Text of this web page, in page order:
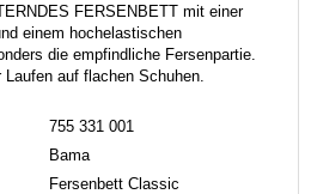
FERSENBETT mit einer
einem hochelastischen
die empfindliche Fersenpartie.
auf flachen Schuhen.
755 331 001
Bama
Fersenbett Classic